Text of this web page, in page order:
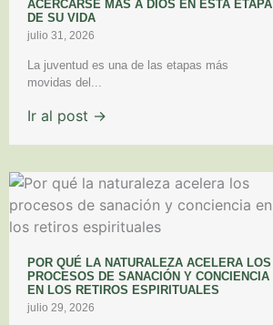
ACERCARSE MÁS A DIOS EN ESTA ETAPA
DE SU VIDA
julio 31, 2026
La juventud es una de las etapas más
movidas del...
Ir al post →
POR QUÉ LA NATURALEZA ACELERA LOS
PROCESOS DE SANACIÓN Y CONCIENCIA
EN LOS RETIROS ESPIRITUALES
julio 29, 2026